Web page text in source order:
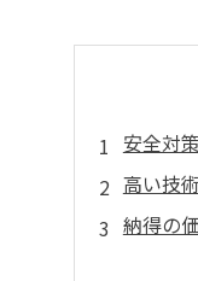
安全対
高い技
納得の
スピー